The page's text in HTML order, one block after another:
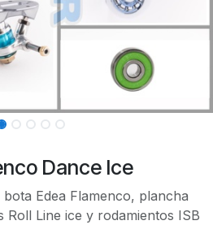
Dance Ice
Edea Flamenco, plancha
Roll Line ice y rodamientos ISB